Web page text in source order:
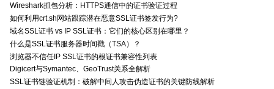
Wireshark抓包分析：HTTPS通信中的证书验证过程
如何利用crt.sh网站跟踪潜在恶意SSL证书签发行为?
域名SSL证书 vs IP SSL证书：它们的核心区别在哪里？
什么是SSL证书服务器时间戳（TSA）？
浏览器不信任IP SSL证书的根证书兼容性列表
Digicert与Symantec、GeoTrust关系全解析
SSL证书链验证机制：破解中间人攻击伪造证书的关键防线解析